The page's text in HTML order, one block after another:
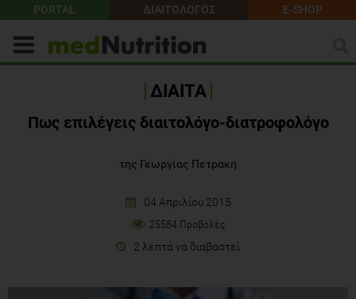
PORTAL ΔΙΑΙΤΟΛΟΓΟΣ E-SHOP
ΔΙΑΙΤΑ
Πως επιλέγεις διαιτολόγο-διατροφολόγο
της Γεωργίας Πετρακη
04 Απριλίου 2015
25584 Προβολές
2 λεπτά να διαβαστεί